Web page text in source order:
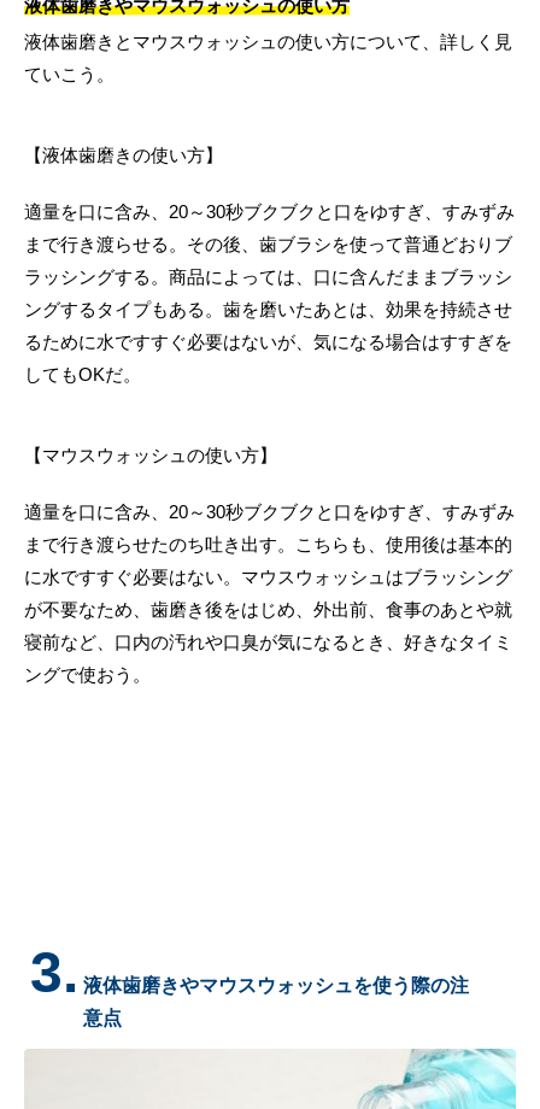
液体歯磨きやマウスウォッシュの使い方
液体歯磨きとマウスウォッシュの使い方について、詳しく見
ていこう。
【液体歯磨きの使い方】
適量を口に含み、20～30秒ブクブクと口をゆすぎ、すみずみ
まで行き渡らせる。その後、歯ブラシを使って普通どおりブ
ラッシングする。商品によっては、口に含んだままブラッシ
ングするタイプもある。歯を磨いたあとは、効果を持続させ
るために水ですすぐ必要はないが、気になる場合はすすぎを
してもOKだ。
【マウスウォッシュの使い方】
適量を口に含み、20～30秒ブクブクと口をゆすぎ、すみずみ
まで行き渡らせたのち吐き出す。こちらも、使用後は基本的
に水ですすぐ必要はない。マウスウォッシュはブラッシング
が不要なため、歯磨き後をはじめ、外出前、食事のあとや就
寝前など、口内の汚れや口臭が気になるとき、好きなタイミ
ングで使おう。
3. 液体歯磨きやマウスウォッシュを使う際の注
意点